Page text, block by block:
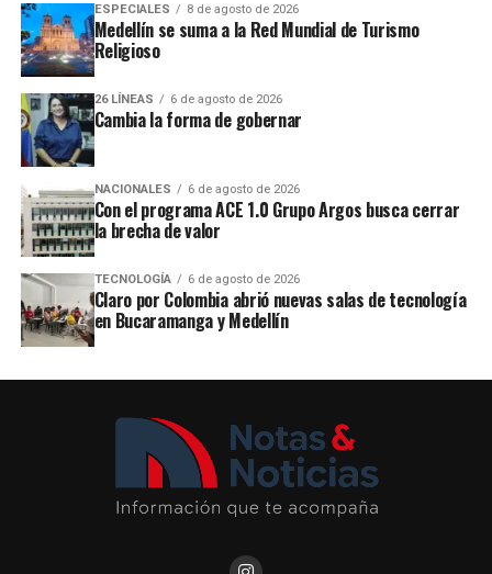
ESPECIALES 8 de agosto de 2026
Medellín se suma a la Red Mundial de Turismo
Religioso
26 LÍNEAS 6 de agosto de 2026
Cambia la forma de gobernar
NACIONALES 6 de agosto de 2026
Con el programa ACE 1.0 Grupo Argos busca cerrar
la brecha de valor
TECNOLOGÍA 6 de agosto de 2026
Claro por Colombia abrió nuevas salas de tecnología
en Bucaramanga y Medellín